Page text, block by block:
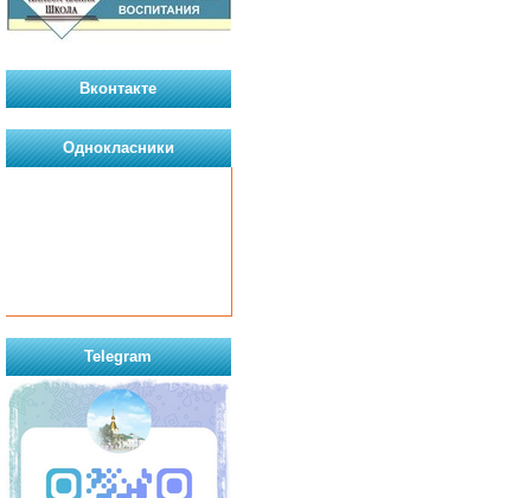
Вконтакте
Однокласники
Telegram